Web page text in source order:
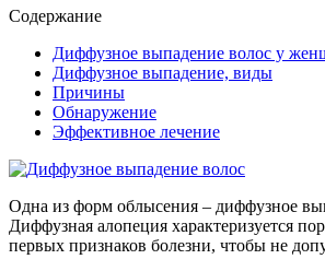
Содержание
Диффузное выпадение волос у
Диффузное выпадение, виды
Причины
Обнаружение
Эффективное лечение
Одна из форм облысения – диффузное
Диффузная алопеция характеризуется
первых признаков болезни, чтобы не